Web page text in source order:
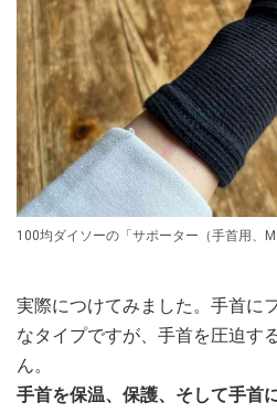
100均ダイソーの「サポーター（手首用、
実際につけてみました。手首に
なタイプですが、手首を圧迫す
ん。
手首を保温、保護、そして手首